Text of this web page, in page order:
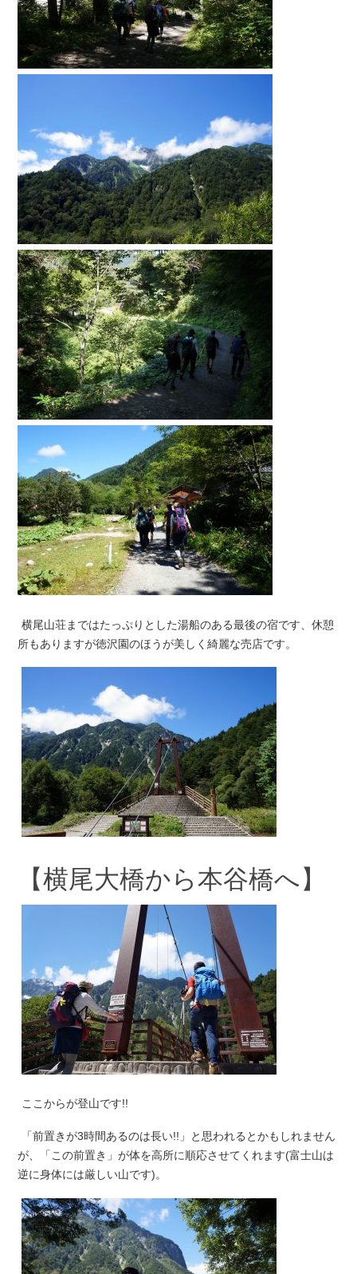
横尾山荘まではたっぷりとした湯船のある最後の宿です、休憩
所もありますが徳沢園のほうが美しく綺麗な売店です。
【横尾大橋から本谷橋へ】
ここからが登山です!!
「前置きが3時間あるのは長い!!」と思われるとかもしれません
が、「この前置き」が体を高所に順応させてくれます(富士山は
逆に身体には厳しい山です)。